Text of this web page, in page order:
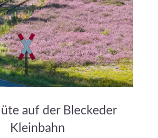
auf der Bleckeder
Kleinbahn